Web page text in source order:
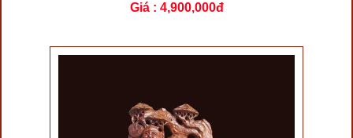
Giá : 4,900,000đ